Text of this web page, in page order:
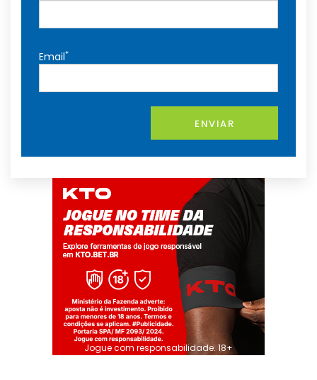
Email*
ENVIAR
Jogue com responsabilidade. 18+